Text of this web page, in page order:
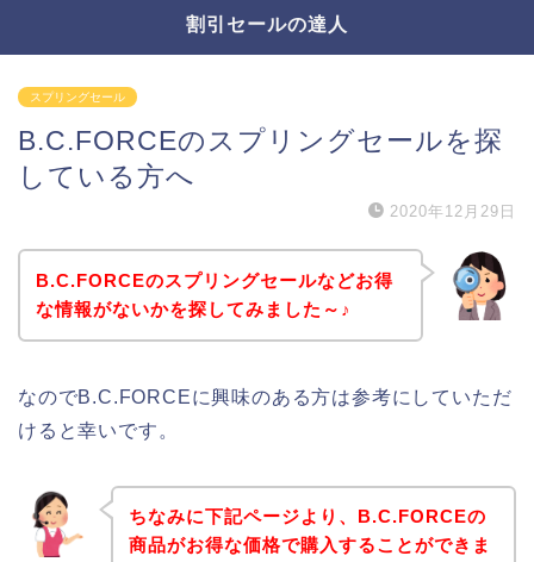
割引セールの達人
スプリングセール
B.C.FORCEのスプリングセールを探
している方へ
2020年12月29日
B.C.FORCEのスプリングセールなどお得
な情報がないかを探してみました～♪
なのでB.C.FORCEに興味のある方は参考にしていただ
けると幸いです。
ちなみに下記ページより、B.C.FORCEの
商品がお得な価格で購入することができま